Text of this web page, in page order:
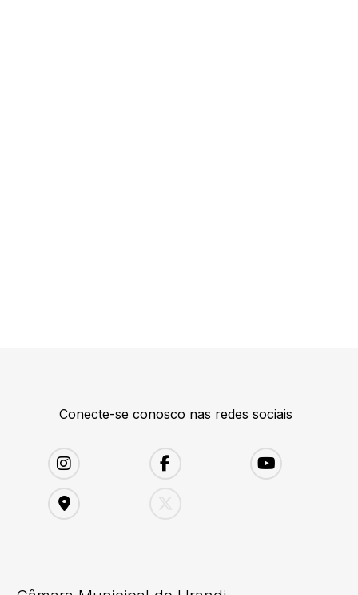
Conecte-se conosco nas redes sociais